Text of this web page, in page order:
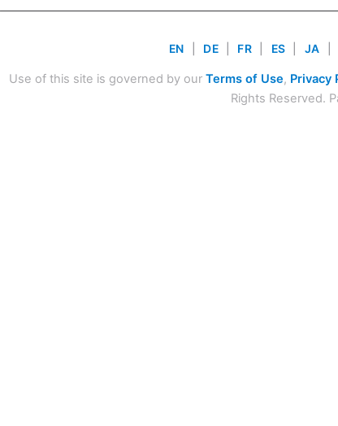
EN DE FR ES JA
Use of this site is governed by our Terms of Use, Privacy
Rights Reserved.